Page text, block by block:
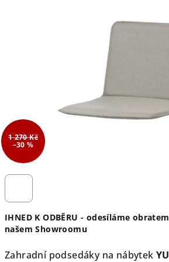
IHNED K ODBĚRU - odesíláme
našem Showroomu
Zahradní podsedáky na nábytek
1 270 Kč
–30 %